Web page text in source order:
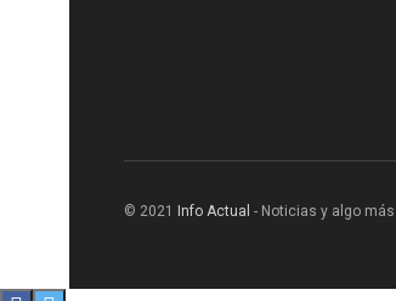
© 2021 Info Actual - Noticias y algo